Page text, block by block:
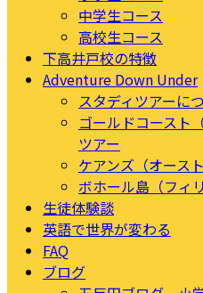
中学生コース
高校生コース
下高井戸校の特徴
Adventure Down Under
スタディツアーに
ゴールドコースト
ツアー
ケアンズ（オース
ボホール島（フィ
生徒体験談
英語で世界が変わる
FAQ
ブログ